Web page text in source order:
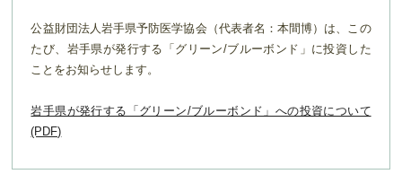
公益財団法人岩手県予防医学協会（代表者名：本間博）は、この
たび、岩手県が発行する「グリーン/ブルーボンド」に投資した
ことをお知らせします。
岩手県が発行する「グリーン/ブルーボンド」への投資について
(PDF)